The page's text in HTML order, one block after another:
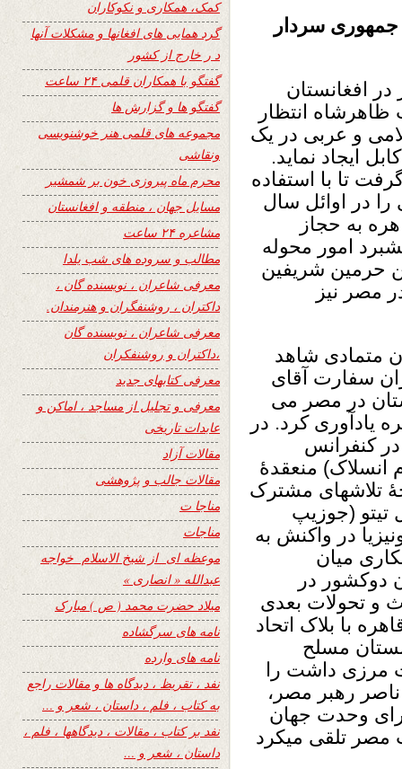
سردار
افغانستان
انتظار
و عربی در یک
ایجاد نماید.
تا با استفاده
در اوائل سال
به حجاز
امور محوله
حرمین شریفین
مصر نیز
متمادی شاهد
سفارت آقای
در مصر می
یادآوری کرد. در
در کنفرانس
انسلاک) منعقدۀ
تلاشهای مشترک
تیتو (جوزیپ
در واکنش به
میان
دوکشور در
و تحولات بعدی
با بلاک اتحاد
مسلح
مرزی داشت را
رهبر مصر،
وحدت جهان
تلقی میکرد
کمک، همکاری و نکوکاران
گرد همایی های افغانها و مشکلات آنها
د ر خارج از کشور
گفتگو با همکاران قلمی ۲۴ ساعت
گفتگو ها و گزارش ها
مجموعه های قلمی هنر خوشنویسی
ونقاشی
محرم ماه پیروزی خون بر شمشیر
مسایل جهان ، منطقه و افغانستان
مشاعره ۲۴ ساعت
مطالب و سروده های شب یلدا
معرفی شاعران ، نویسنده گان ،
داکتران ، روشنفگران و هنرمندان.
معرفی شاعران ، نویسنده گان
،داکتران و روشنفکران
معرفی کتابهای جدید
معرفی و تجلیل از مساجد ، اماکن و
عابدات تاریخی
مقالات آزاد
مقالات جالب و پژوهشی
مناجا ت
مناجات
موعظه ای از شیخ الاسلام خواجه
عبدالله « انصاری »
میلاد حضرت محمد ( ص ) مبارک
نامه های سرگشاده
نامه های وارده
نفد ، تقریظ ، دیدگاه ها و مقالات راجع
به کتاب ، فلم ، داستان ، شعر و …
نفد بر کتاب ، مقالات ، دیدگاهها ، فلم ،
داستان ، شعر و …